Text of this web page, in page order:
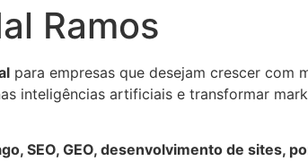
Ramos
para empresas que desejam crescer com
inteligências artificiais e transformar
SEO, GEO, desenvolvimento de sites,